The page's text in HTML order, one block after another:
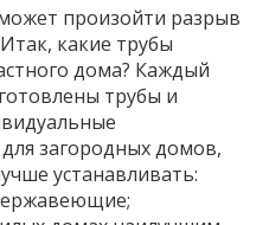
произойти разрыв
какие трубы
дома? Каждый
трубы и
загородных домов,
устанавливать: